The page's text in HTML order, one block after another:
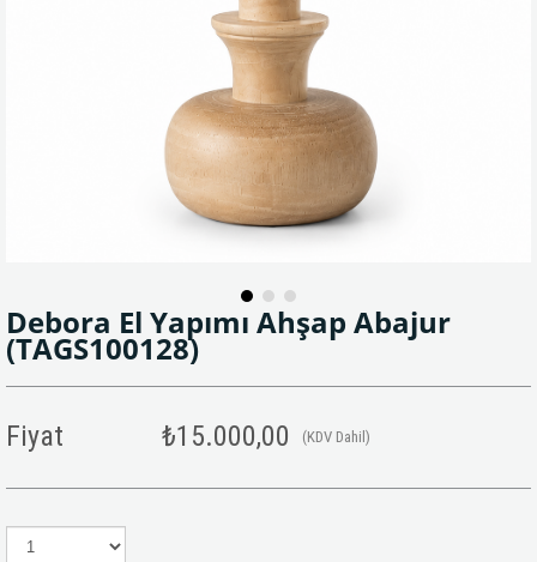
Debora El Yapımı Ahşap Abajur
(TAGS100128)
Fiyat ₺15.000,00 (KDV Dahil)